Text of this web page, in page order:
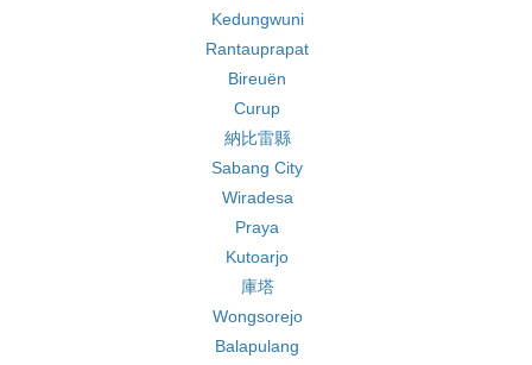
Kedungwuni
Rantauprapat
Bireuën
Curup
納比雷縣
Sabang City
Wiradesa
Praya
Kutoarjo
庫塔
Wongsorejo
Balapulang